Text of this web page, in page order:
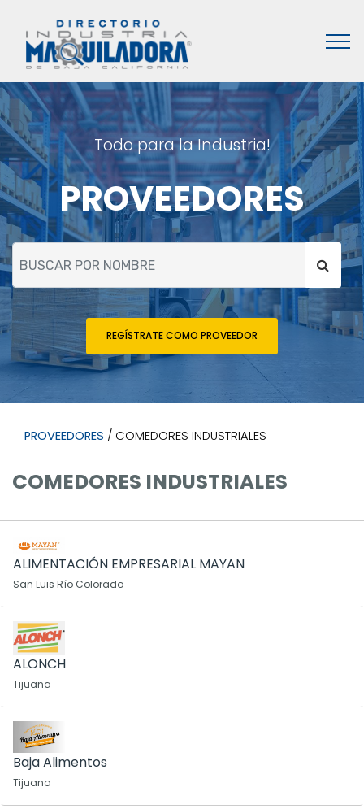
Todo para la Industria!
PROVEEDORES
REGÍSTRATE COMO PROVEEDOR
PROVEEDORES / COMEDORES INDUSTRIALES
COMEDORES INDUSTRIALES
ALIMENTACIÓN EMPRESARIAL MAYAN
San Luis Río Colorado
ALONCH
Tijuana
Baja Alimentos
Tijuana